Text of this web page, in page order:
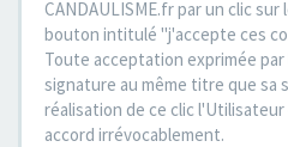
CANDAULISME.fr par un clic
bouton intitulé "j'accepte ces
Toute acceptation exprimée
signature au même titre que sa
réalisation de ce clic
accord irrévocablement.